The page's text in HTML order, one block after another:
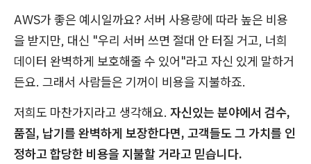
AWS가 좋은 예시일까요? 서버 사용량에 따라 높은 비용
을 받지만, 대신 "우리 서버 쓰면 절대 안 터질 거고, 너희
데이터 완벽하게 보호해줄 수 있어"라고 자신 있게 말하거
든요. 그래서 사람들은 기꺼이 비용을 지불하죠.
저희도 마찬가지라고 생각해요. 자신있는 분야에서 검수,
품질, 납기를 완벽하게 보장한다면, 고객들도 그 가치를 인
정하고 합당한 비용을 지불할 거라고 믿습니다.